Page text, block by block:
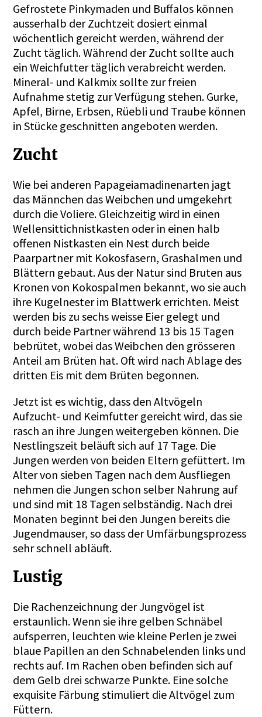
Gefrostete Pinkymaden und Buffalos können
ausserhalb der Zuchtzeit dosiert einmal
wöchentlich gereicht werden, während der
Zucht täglich. Während der Zucht sollte auch
ein Weichfutter täglich verabreicht werden.
Mineral- und Kalkmix sollte zur freien
Aufnahme stetig zur Verfügung stehen. Gurke,
Apfel, Birne, Erbsen, Rüebli und Traube können
in Stücke geschnitten angeboten werden.
Zucht
Wie bei anderen Papageiamadinenarten jagt
das Männchen das Weibchen und umgekehrt
durch die Voliere. Gleichzeitig wird in einen
Wellensittichnistkasten oder in einen halb
offenen Nistkasten ein Nest durch beide
Paarpartner mit Kokosfasern, Grashalmen und
Blättern gebaut. Aus der Natur sind Bruten aus
Kronen von Kokospalmen bekannt, wo sie auch
ihre Kugelnester im Blattwerk errichten. Meist
werden bis zu sechs weisse Eier gelegt und
durch beide Partner während 13 bis 15 Tagen
bebrütet, wobei das Weibchen den grösseren
Anteil am Brüten hat. Oft wird nach Ablage des
dritten Eis mit dem Brüten begonnen.
Jetzt ist es wichtig, dass den Altvögeln
Aufzucht- und Keimfutter gereicht wird, das sie
rasch an ihre Jungen weitergeben können. Die
Nestlingszeit beläuft sich auf 17 Tage. Die
Jungen werden von beiden Eltern gefüttert. Im
Alter von sieben Tagen nach dem Ausfliegen
nehmen die Jungen schon selber Nahrung auf
und sind mit 18 Tagen selbständig. Nach drei
Monaten beginnt bei den Jungen bereits die
Jugendmauser, so dass der Umfärbungsprozess
sehr schnell abläuft.
Lustig
Die Rachenzeichnung der Jungvögel ist
erstaunlich. Wenn sie ihre gelben Schnäbel
aufsperren, leuchten wie kleine Perlen je zwei
blaue Papillen an den Schnabelenden links und
rechts auf. Im Rachen oben befinden sich auf
dem Gelb drei schwarze Punkte. Eine solche
exquisite Färbung stimuliert die Altvögel zum
Füttern.